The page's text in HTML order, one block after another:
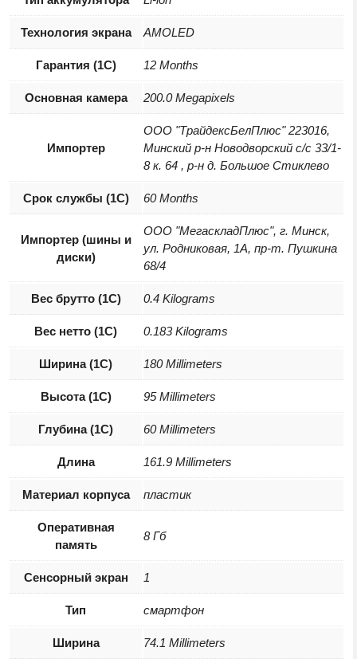
Технология экрана AMOLED
Гарантия (1С) 12 Months
Основная камера 200.0 Megapixels
Импортер
ООО "ТрайдексБелПлюс" 223016,
Минский р-н Новодворский с/с 33/1-
8 к. 64 , р-н д. Большое Стиклево
Срок службы (1С) 60 Months
Импортер (шины и
диски)
ООО "МегаскладПлюс", г. Минск,
ул. Родниковая, 1А, пр-т. Пушкина
68/4
Вес брутто (1С) 0.4 Kilograms
Вес нетто (1С) 0.183 Kilograms
Ширина (1С) 180 Millimeters
Высота (1С) 95 Millimeters
Глубина (1С) 60 Millimeters
Длина 161.9 Millimeters
Материал корпуса пластик
Оперативная
память
8 Гб
Сенсорный экран 1
Тип смартфон
Ширина 74.1 Millimeters